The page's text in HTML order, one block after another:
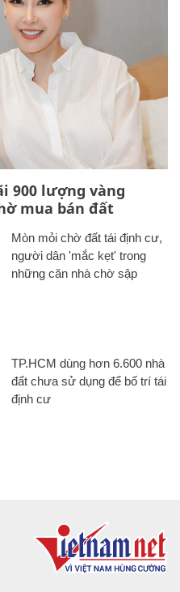
900 lượng vàng
mua bán đất
Mòn mỏi chờ đất tái định cư,
người dân 'mắc kẹt' trong
những căn nhà chờ sập
TP.HCM dùng hơn 6.600 nhà
đất chưa sử dụng để bố trí tái
định cư